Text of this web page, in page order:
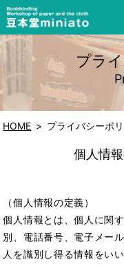
プラ
HOME プライバシーポ
個人情
（個人情報の定義）
個人情報とは、個人に関
別、電話番号、電子メー
人を識別し得る情報をいい